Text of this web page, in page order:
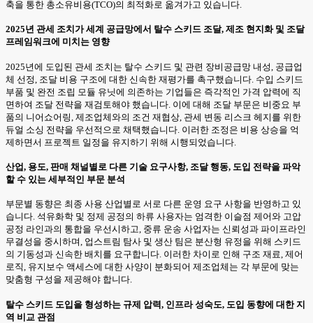
축을 통한 총소유비용(TCO)의 최적화로 옮겨가고 있습니다.
2025년 관세 조치가 세계 공급망에서 탈수 스키드 조달, 제조 현지화 및 조달
프레임워크에 미치는 영향
2025년에 도입된 관세 조치는 탈수 스키드 및 관련 장비공급망 내성, 공급업
체 선정, 조달 비용 구조에 대한 신속한 재평가를 촉구했습니다. 수입 스키드
부품 및 완전 조립 모듈 유닛에 의존하는 기업들은 즉각적인 가격 압력에 직
면하여 조달 전략을 재검토해야 했습니다. 이에 대해 조달 부문은 비중요 부
품의 니어쇼어링, 제조업체와의 조건 재협상, 관세 변동 리스크 헤지를 위한
듀얼 소싱 전략을 우선적으로 채택했습니다. 이러한 조정은 비용 상승을 억
제하면서 프로젝트 일정을 유지하기 위해 시행되었습니다.
산업, 용도, 판매 채널별로 다른 기술 요구사항, 조달 행동, 도입 전략을 파악
할 수 있는 세부적인 부문 분석
부문별 동향은 최종 사용 산업별로 서로 다른 운영 요구 사항을 반영하고 있
습니다. 석유화학 및 정제 공정의 하류 사용자는 엄격한 이슬점 제어와 고압
공정 라인과의 통합을 우선시하고, 중류 운송 사업자는 신뢰성과 파이프라인
무결성을 중시하며, 업스트림 탐사 및 생산 팀은 분산형 유정을 위해 스키드
의 기동성과 신속한 배치를 요구합니다. 이러한 차이로 인해 구조 재료, 제어
로직, 유지보수 액세스에 대한 사양이 분화되어 제조업체는 각 부문에 맞는
맞춤형 구성을 제공해야 합니다.
탈수 스키드 도입을 형성하는 규제 압력, 인프라 성숙도, 도입 동향에 대한 지
역 비교 관점